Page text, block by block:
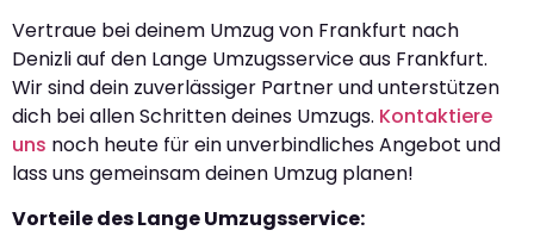
Vertraue bei deinem Umzug von Frankfurt nach
Denizli auf den Lange Umzugsservice aus Frankfurt.
Wir sind dein zuverlässiger Partner und unterstützen
dich bei allen Schritten deines Umzugs. Kontaktiere
uns noch heute für ein unverbindliches Angebot und
lass uns gemeinsam deinen Umzug planen!
Vorteile des Lange Umzugsservice: